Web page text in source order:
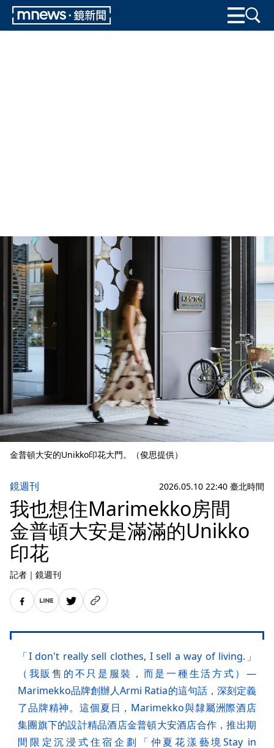
金普頓大安的Unikko印花大門。（俊思提供）
鏡週刊 2026.05.10 22:40 臺北時間
我也想住Marimekko房間
金普頓大安是滿滿的Unikko
印花
記者 ｜ 鏡週刊
「I don't really sell clothes, I sell a way of living.」
（我販售的不只是服裝，而是一種生活方式）—
Marimekko品牌創辦人Armi Ratia的這句話，深刻定義
了品牌精神。這個夏日，Marimekko與隸屬洲際酒店
集團旗下的設計精品酒店金普頓大安酒店合作，推出期
間限定沉浸式住宿企劃「仲夏花漾藝境Stay in